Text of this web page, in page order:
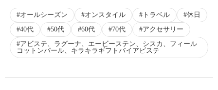
オールシーズン オンスタイル トラベル
休日
40代
50代 60代 70代
アクセサリー
アビステ、ラグーナ、エービーステン、シスカ、フィール
コットンパール、キラキラギフトバイアビステ